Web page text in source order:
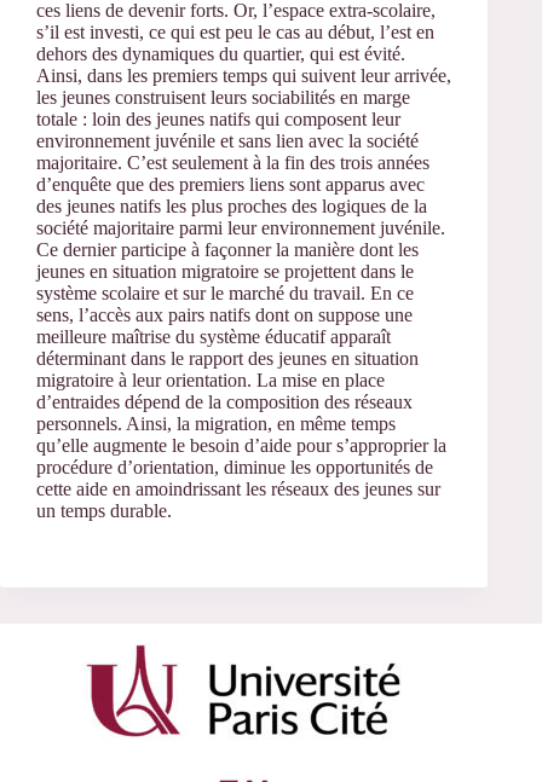
ces liens de devenir forts. Or, l’espace extra-scolaire,
s’il est investi, ce qui est peu le cas au début, l’est en
dehors des dynamiques du quartier, qui est évité.
Ainsi, dans les premiers temps qui suivent leur arrivée,
les jeunes construisent leurs sociabilités en marge
totale : loin des jeunes natifs qui composent leur
environnement juvénile et sans lien avec la société
majoritaire. C’est seulement à la fin des trois années
d’enquête que des premiers liens sont apparus avec
des jeunes natifs les plus proches des logiques de la
société majoritaire parmi leur environnement juvénile.
Ce dernier participe à façonner la manière dont les
jeunes en situation migratoire se projettent dans le
système scolaire et sur le marché du travail. En ce
sens, l’accès aux pairs natifs dont on suppose une
meilleure maîtrise du système éducatif apparaît
déterminant dans le rapport des jeunes en situation
migratoire à leur orientation. La mise en place
d’entraides dépend de la composition des réseaux
personnels. Ainsi, la migration, en même temps
qu’elle augmente le besoin d’aide pour s’approprier la
procédure d’orientation, diminue les opportunités de
cette aide en amoindrissant les réseaux des jeunes sur
un temps durable.